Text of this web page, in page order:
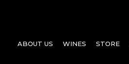
ABOUT US WINES STORE